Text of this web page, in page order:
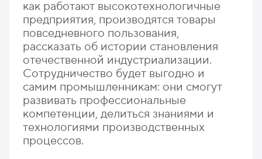
как работают высокотехнологичные
предприятия, производятся товары
повседневного пользования,
рассказать об истории становления
отечественной индустриализации.
Сотрудничество будет выгодно и
самим промышленникам: они смогут
развивать профессиональные
компетенции, делиться знаниями и
технологиями производственных
процессов.